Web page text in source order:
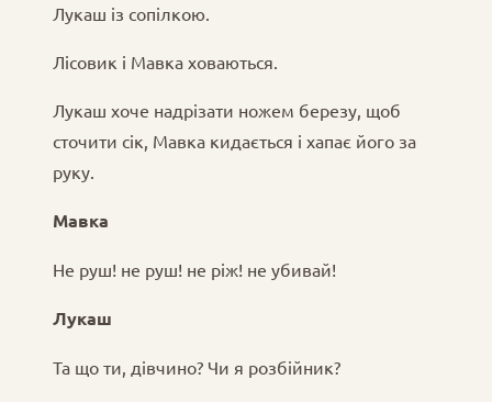
Лукаш із сопілкою.
Лісовик і Мавка ховаються.
Лукаш хоче надрізати ножем березу, щоб
сточити сік, Мавка кидається і хапає його за
руку.
Мавка
Не руш! не руш! не ріж! не убивай!
Лукаш
Та що ти, дівчино? Чи я розбійник?